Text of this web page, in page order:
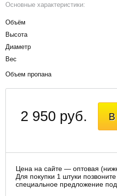
Основные характеристики:
Объём
Высота
Диаметр
Вес
Объем пропана
В
2 950 руб.
Цена на сайте — оптовая
Для покупки 1 штуки
специальное предложение под